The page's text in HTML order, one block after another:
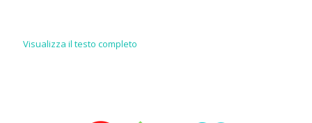
Visualizza il testo completo